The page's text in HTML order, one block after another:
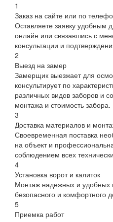
1
Заказ на сайте или по
Оставляете заявку удобным
онлайн или связавшись с
консультации и
2
Выезд на замер
Замерщик выезжает для
консультирует по
различных видов заборов и
монтажа и стоимость забора.
3
Доставка материалов и
Своевременная поставка
на объект и
соблюдением всех
4
Установка ворот и калиток
Монтаж надежных и удобных
безопасного и комфортного
5
Приемка работ